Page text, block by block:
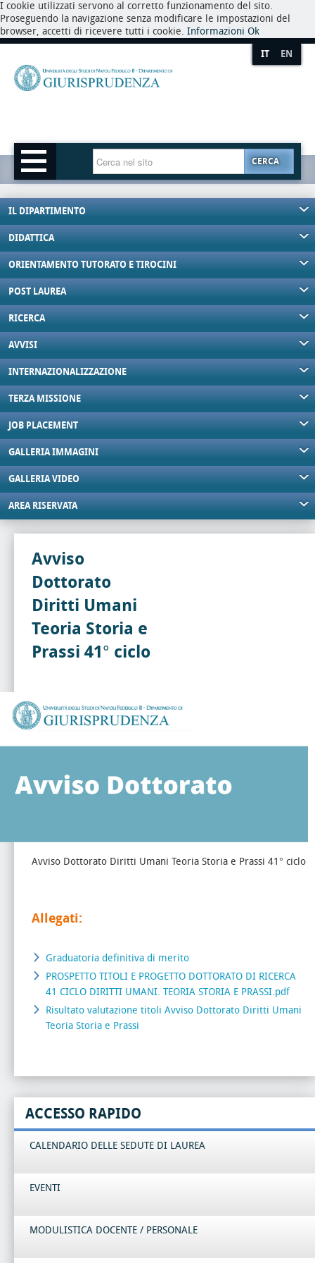
I cookie utilizzati servono al corretto funzionamento del sito.
Proseguendo la navigazione senza modificare le impostazioni del
browser, accetti di ricevere tutti i cookie. Informazioni Ok
IT EN
CERCA
IL DIPARTIMENTO
DIDATTICA
ORIENTAMENTO TUTORATO E TIROCINI
POST LAUREA
RICERCA
AVVISI
INTERNAZIONALIZZAZIONE
TERZA MISSIONE
JOB PLACEMENT
GALLERIA IMMAGINI
GALLERIA VIDEO
AREA RISERVATA
Avviso
Dottorato
Diritti Umani
Teoria Storia e
Prassi 41° ciclo
Avviso Dottorato Diritti Umani Teoria Storia e Prassi 41° ciclo
Allegati:
Graduatoria definitiva di merito
PROSPETTO TITOLI E PROGETTO DOTTORATO DI RICERCA
41 CICLO DIRITTI UMANI. TEORIA STORIA E PRASSI.pdf
Risultato valutazione titoli Avviso Dottorato Diritti Umani
Teoria Storia e Prassi
ACCESSO RAPIDO
CALENDARIO DELLE SEDUTE DI LAUREA
EVENTI
MODULISTICA DOCENTE / PERSONALE